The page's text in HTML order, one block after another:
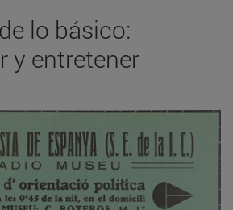
lo básico:
y entretener